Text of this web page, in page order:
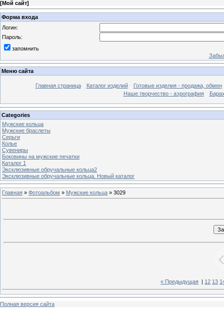
[Мой сайт]
Форма входа
Логин:
Пароль:
запомнить
Меню сайта
Главная страница Каталог изделий
Готовые изделия - продажа, обмен
Наше творчество - аэрография
Categories
Мужские кольца
Мужские браслеты
Серьги
Колье
Сувениры
Боковины на мужские печатки
Каталог 1
Эксклюзивные обручальные кольца2
Эксклюзивные обручальные кольца. Новый каталог
Главная » Фотоальбом » Мужские кольца » 3029
« Предыдущая 12 13
Полная версия сайта